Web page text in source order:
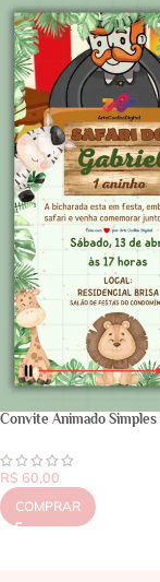
Convite Animado Simples
R$ 60,00
COMPRAR